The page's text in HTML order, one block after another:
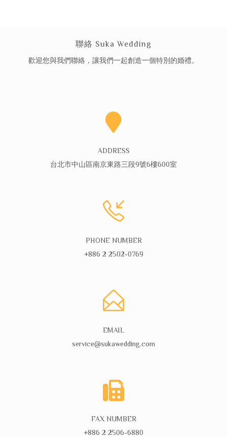
聯絡 Suka Wedding
歡迎您與我們聯絡，讓我們一起創造一個特別的婚禮。
ADDRESS
台北市中山區南京東路三段9號6樓600室
PHONE NUMBER
+886 2 2502-0769
EMAIL
service@sukawedding.com
FAX NUMBER
+886 2 2506-6880